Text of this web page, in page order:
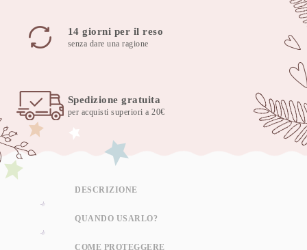
14 giorni per il reso
senza dare una ragione
Spedizione gratuita
per acquisti superiori a 20€
DESCRIZIONE
QUANDO USARLO?
COME PROTEGGERE